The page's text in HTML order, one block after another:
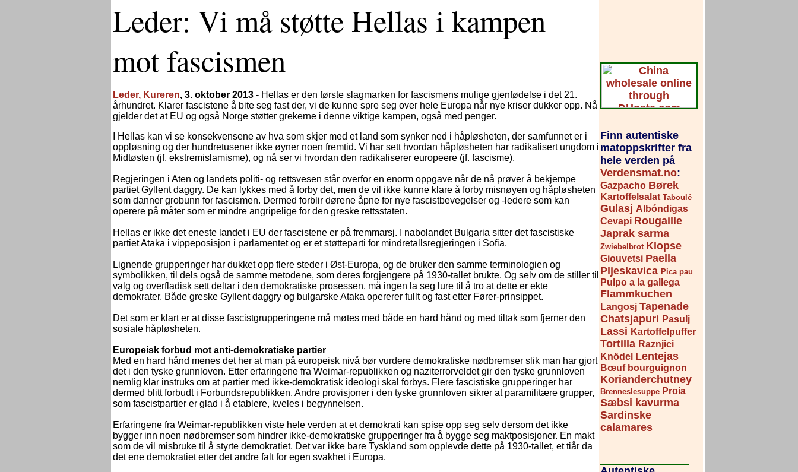
Finn autentiske
matoppskrifter fra
hele verden på
Verdensmat.no:
Gazpacho Børek
Kartoffelsalat Taboulé
Gulasj Albóndigas
Cevapi Rougaille
Japrak sarma
Zwiebelbrot Klopse
Giouvetsi Paella
Pljeskavica Pica pau
Pulpo a la gallega
Flammkuchen
Langosj Tapenade
Chatsjapuri Pasulj
Lassi Kartoffelpuffer
Tortilla Raznjici
Knödel Lentejas
Bœuf bourguignon
Korianderchutney
Brenneslesuppe Proia
Sæbsi kavurma
Sardinske
calamares
Leder: Vi må støtte Hellas i kampen
mot fascismen
Leder, Kureren, 3. oktober 2013 - Hellas er den første slagmarken for fascismens mulige gjenfødelse i det 21.
århundret. Klarer fascistene å bite seg fast der, vi de kunne spre seg over hele Europa når nye kriser dukker opp. Nå
gjelder det at EU og også Norge støtter grekerne i denne viktige kampen, også med penger.
I Hellas kan vi se konsekvensene av hva som skjer med et land som synker ned i håpløsheten, der samfunnet er i
oppløsning og der hundretusener ikke øyner noen fremtid. Vi har sett hvordan håpløsheten har radikalisert ungdom i
Midtøsten (jf. ekstremislamisme), og nå ser vi hvordan den radikaliserer europeere (jf. fascisme).
Regjeringen i Aten og landets politi- og rettsvesen står overfor en enorm oppgave når de nå prøver å bekjempe
partiet Gyllent daggry. De kan lykkes med å forby det, men de vil ikke kunne klare å forby misnøyen og håpløsheten
som danner grobunn for fascismen. Dermed forblir dørene åpne for nye fascistbevegelser og -ledere som kan
operere på måter som er mindre angripelige for den greske rettsstaten.
Hellas er ikke det eneste landet i EU der fascistene er på fremmarsj. I nabolandet Bulgaria sitter det fascistiske
partiet Ataka i vippeposisjon i parlamentet og er et støtteparti for mindretallsregjeringen i Sofia.
Lignende grupperinger har dukket opp flere steder i Øst-Europa, og de bruker den samme terminologien og
symbolikken, til dels også de samme metodene, som deres forgjengere på 1930-tallet brukte. Og selv om de stiller til
valg og overfladisk sett deltar i den demokratiske prosessen, må ingen la seg lure til å tro at dette er ekte
demokrater. Både greske Gyllent daggry og bulgarske Ataka opererer fullt og fast etter Fører-prinsippet.
Det som er klart er at disse fascistgrupperingene må møtes med både en hard hånd og med tiltak som fjerner den
sosiale håpløsheten.
Europeisk forbud mot anti-demokratiske partier
Med en hard hånd menes det her at man på europeisk nivå bør vurdere demokratiske nødbremser slik man har gjort
det i den tyske grunnloven. Etter erfaringene fra Weimar-republikken og naziterrorveldet gir den tyske grunnloven
nemlig klar instruks om at partier med ikke-demokratisk ideologi skal forbys. Flere fascistiske grupperinger har
dermed blitt forbudt i Forbundsrepublikken. Andre provisjoner i den tyske grunnloven sikrer at paramilitære grupper,
som fascistpartier er glad i å etablere, kveles i begynnelsen.
Erfaringene fra Weimar-republikken viste hele verden at et demokrati kan spise opp seg selv dersom det ikke
bygger inn noen nødbremser som hindrer ikke-demokratiske grupperinger fra å bygge seg maktposisjoner. En makt
som de vil misbruke til å styrte demokratiet. Det var ikke bare Tyskland som opplevde dette på 1930-tallet, et tiår da
det ene demokratiet etter det andre falt for egen svakhet i Europa.